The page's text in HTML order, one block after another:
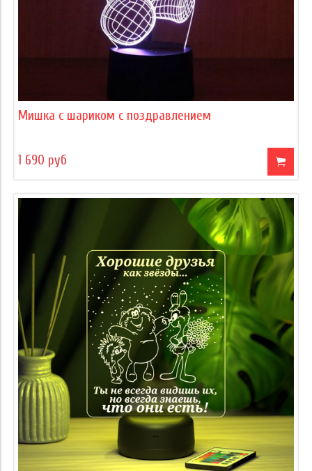
Мишка с шариком с поздравлением
1 690 руб